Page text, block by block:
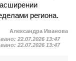
региона.
Александра Иванова
22.07.2026 13:47
22.07.2026 13:47